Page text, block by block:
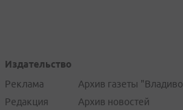
Издательство
Реклама
Редакция
Архив газеты
Архив новостей